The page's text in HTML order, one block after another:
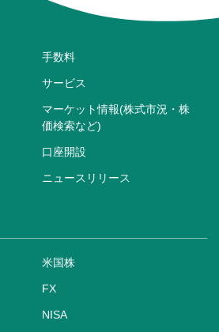
手数料
サービス
マーケット情報(株式市況・株
価検索など)
口座開設
ニュースリリース
米国株
FX
NISA